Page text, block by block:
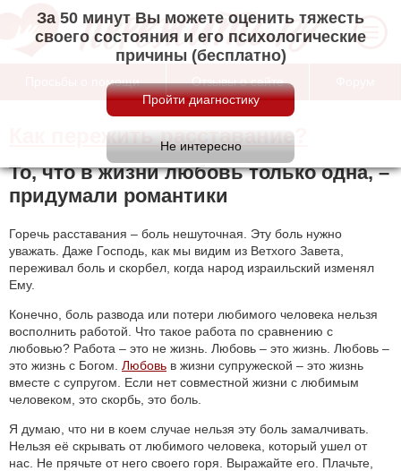
За 50 минут Вы можете оценить тяжесть
своего состояния и его психологические
причины (бесплатно)
Просьбы о помощи Отзывы о сайте
Как пережить расставание?
То, что в жизни любовь только одна, –
придумали романтики
Горечь расставания – боль нешуточная. Эту боль нужно
уважать. Даже Господь, как мы видим из Ветхого Завета,
переживал боль и скорбел, когда народ израильский изменял
Ему.
Конечно, боль развода или потери любимого человека нельзя
восполнить работой. Что такое работа по сравнению с
любовью? Работа – это не жизнь. Любовь – это жизнь. Любовь –
это жизнь с Богом. Любовь в жизни супружеской – это жизнь
вместе с супругом. Если нет совместной жизни с любимым
человеком, это скорбь, это боль.
Я думаю, что ни в коем случае нельзя эту боль замалчивать.
Нельзя её скрывать от любимого человека, который ушел от
нас. Не прячьте от него своего горя. Выражайте его. Плачьте,